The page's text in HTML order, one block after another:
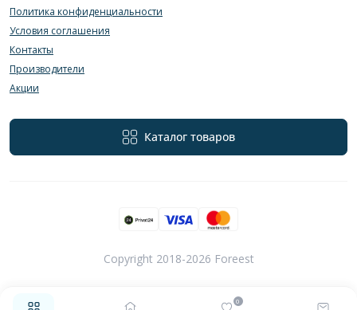
0
Политика конфиденциальности
Условия соглашения
Контакты
Производители
Акции
Каталог товаров
Copyright 2018-2026 Foreest